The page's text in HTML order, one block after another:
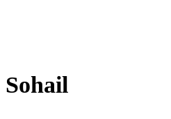
Sohail